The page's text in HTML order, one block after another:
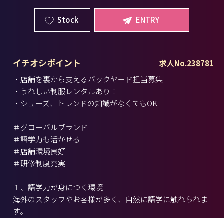
Stock ENTRY
求人No.238781
イチオシポイント
・店舗を裏から支えるバックヤード担当募集
・うれしい制服レンタルあり！
・シューズ、トレンドの知識がなくてもOK
＃グローバルブランド
＃語学力も活かせる
＃店舗環境良好
＃研修制度充実
１、語学力が身につく環境
海外のスタッフやお客様が多く、自然に語学に触れられま
す。